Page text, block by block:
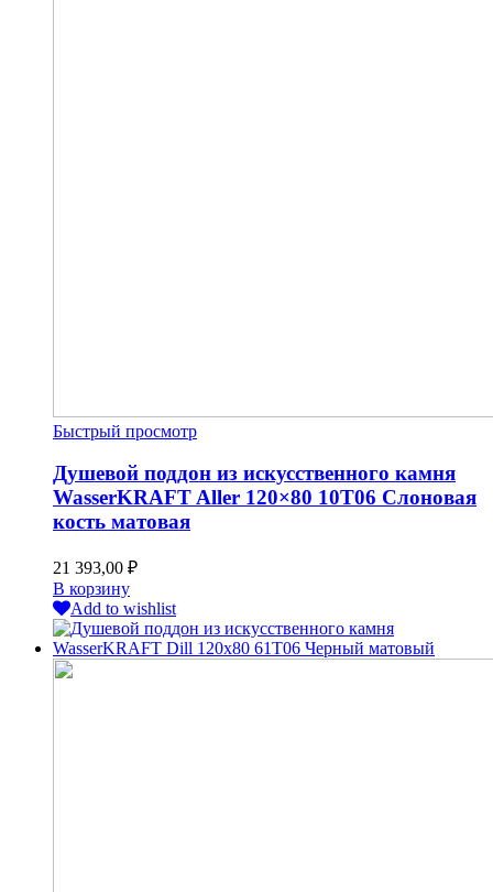
Быстрый просмотр
Душевой поддон из искусственного камня
WasserKRAFT Aller 120×80 10T06 Слоновая
кость матовая
21 393,00 ₽
В корзину
Add to wishlist